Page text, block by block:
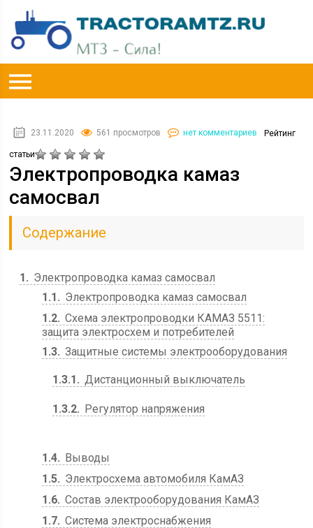
23.11.2020 561 просмотров нет комментариев Рейтинг
статьи
Электропроводка камаз
самосвал
Содержание
1
Электропроводка камаз самосвал
1.1
Электропроводка камаз самосвал
1.2 Схема электропроводки КАМАЗ 5511:
защита электросхем и потребителей
1.3 Защитные системы электрооборудования
1.3.1 Дистанционный выключатель
1.3.2 Регулятор напряжения
1.4
Выводы
1.5
Электросхема автомобиля КамАЗ
1.6 Состав электрооборудования КамАЗ
1.7 Система электроснабжения